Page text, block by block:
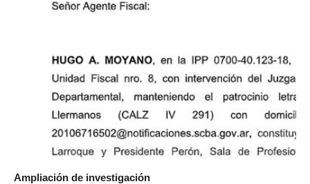
Ampliación de investigación